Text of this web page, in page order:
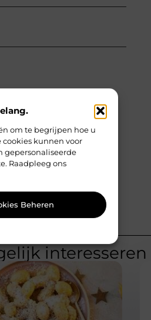
om te begrijpen hoe u
kunnen voor
gepersonaliseerde
Raadpleeg ons
Beheren
interesseren